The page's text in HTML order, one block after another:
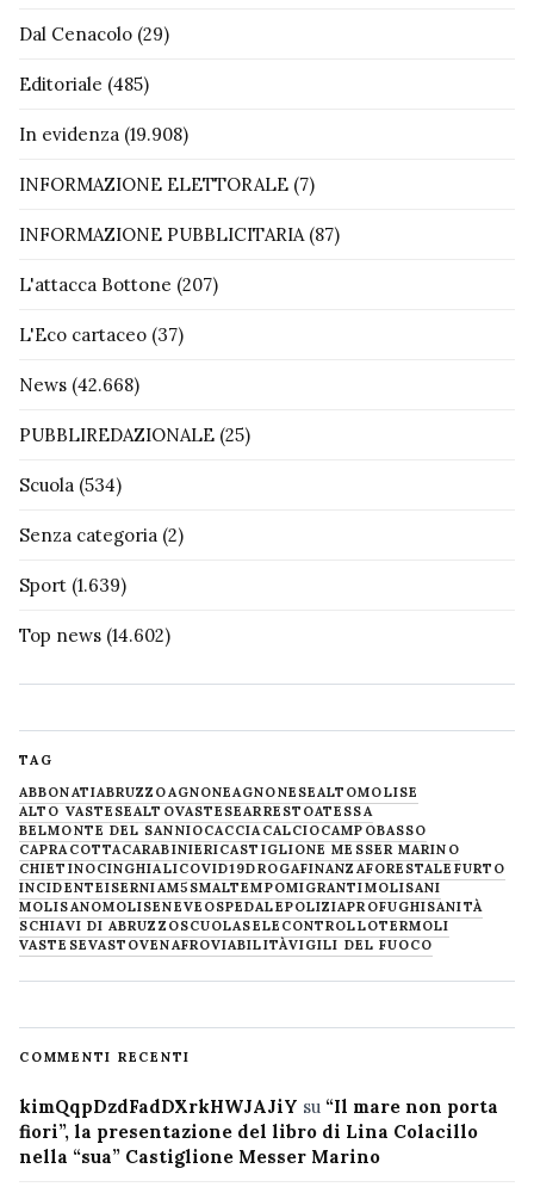
Dal Cenacolo (29)
Editoriale (485)
In evidenza (19.908)
INFORMAZIONE ELETTORALE (7)
INFORMAZIONE PUBBLICITARIA(87)
L'attacca Bottone (207)
L'Eco cartaceo (37)
News (42.668)
PUBBLIREDAZIONALE (25)
Scuola (534)
Senza categoria (2)
Sport (1.639)
Top news (14.602)
TAG
ABBONATIABRUZZOAGNONEAGNONESEALTOMOLISE
ALTO VASTESEALTOVASTESEARRESTOATESSA
BELMONTE DEL SANNIOCACCIACALCIOCAMPOBASSO
CAPRACOTTACARABINIERICASTIGLIONE MESSER MARINO
CHIETINOCINGHIALICOVID19DROGAFINANZAFORESTALE FURTO
INCIDENTEISERNIAM5SMALTEMPOMIGRANTIMOLISANI
MOLISANOMOLISENEVE OSPEDALEPOLIZIAPROFUGHISANITÀ
SCHIAVI DI ABRUZZOSCUOLASELECONTROLLOTERMOLI
VASTESEVASTOVENAFROVIABILITÀVIGILI DEL FUOCO
COMMENTI RECENTI
kimQqpDzdFadDXrkHWJAJiY su “Il mare non porta
fiori”, la presentazione del libro di Lina Colacillo
nella “sua” Castiglione Messer Marino